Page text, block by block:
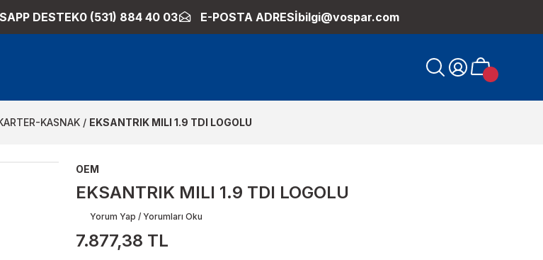
DESTEK0 (531) 884 40 03 E-POSTA ADRESİbilgi@vospar.com
KASNAK EKSANTRIK MILI 1.9 TDI LOGOLU
OEM
EKSANTRIK MILI 1.9 TDI LOGOLU
Yorum Yap / Yorumları Oku
7.877,38 TL